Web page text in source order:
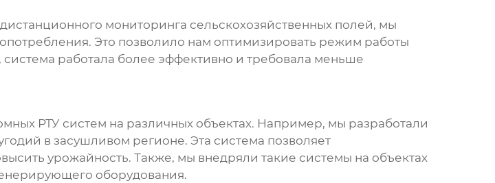
мониторинга сельскохозяйственных полей, мы
Это позволило нам оптимизировать режим работы
работала более эффективно и требовала меньше
РТУ систем на различных объектах. Например, мы разработали
в засушливом регионе. Эта система позволяет
урожайность. Также, мы внедряли такие системы на объектах
оборудования.